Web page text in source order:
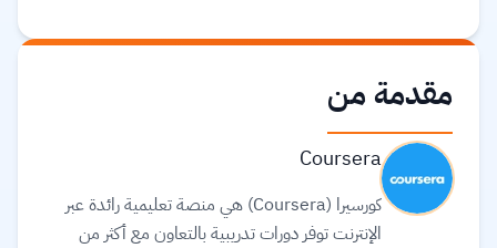
مقدمة من
Coursera
كورسيرا (Coursera) هي منصة تعليمية رائدة عبر
الإنترنت توفر دورات تدريبية بالتعاون مع أكثر من